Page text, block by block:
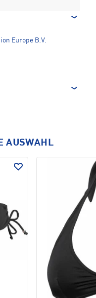
Europe B.V.
AUSWAHL